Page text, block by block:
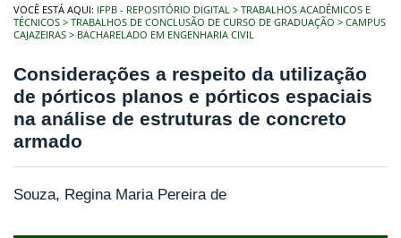
VOCÊ ESTÁ AQUI: IFPB - REPOSITÓRIO DIGITAL
TRABALHOS ACADÊMICOS E
TÉCNICOS
TRABALHOS DE CONCLUSÃO DE CURSO DE GRADUAÇÃO
CAMPUS
CAJAZEIRAS
BACHARELADO EM ENGENHARIA CIVIL
Considerações a respeito da utilização
de pórticos planos e pórticos espaciais
na análise de estruturas de concreto
armado
Souza, Regina Maria Pereira de